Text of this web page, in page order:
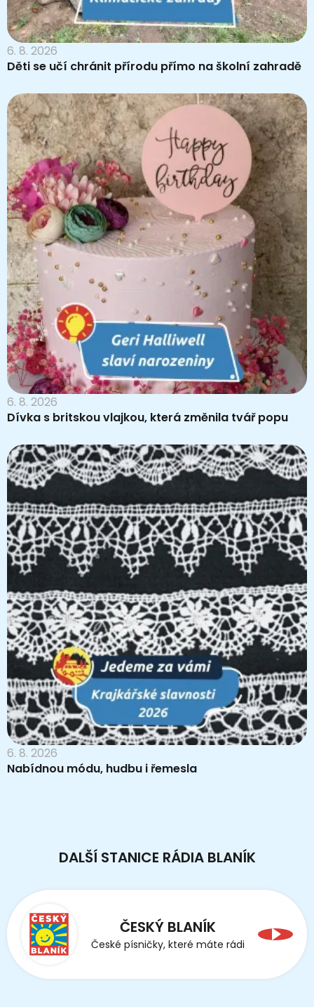
6. 8. 2026
Děti se učí chránit přírodu přímo na školní zahradě
6. 8. 2026
Dívka s britskou vlajkou, která změnila tvář popu
6. 8. 2026
Nabídnou módu, hudbu i řemesla
DALŠÍ STANICE RÁDIA BLANÍK
ČESKÝ BLANÍK
České písničky, které máte rádi